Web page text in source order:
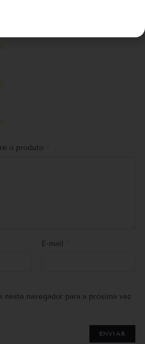
o produto *
E-mail *
neste navegador para a próxima vez